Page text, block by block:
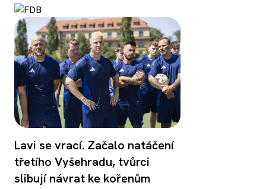
Lavi se vrací. Začalo natáčení
třetího Vyšehradu, tvůrci
slibují návrat ke kořenům